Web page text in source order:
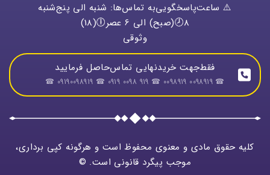
⚠️ ساعت‌پاسخگویی‌به تماس‌ها: شنبه الی پنج‌شنبه
8🕗(صبح) الی 6 عصر🕕(18)
وثوقی
فقط‌جهت خریدنهایی تماس‌حاصل فرمایید
☎ 0098919 0098919 ☎ 919 0098 0919 ☎ 09190098919 ☎
کلیه حقوق مادی و معنوی محفوظ است و هرگونه کپی برداری،
موجب پیگرد قانونی است. ©